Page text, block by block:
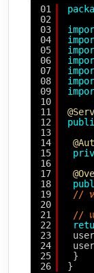
01
02
03
04
05
06
07
08
09
10
11
12
13
14
15
16
17
18
19
20
21
22
23
24
25
26
// ห
// แ
}
}